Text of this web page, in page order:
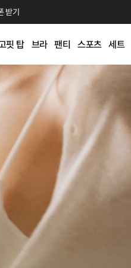
받기
핏 탑 브라 팬티 스포츠 세트